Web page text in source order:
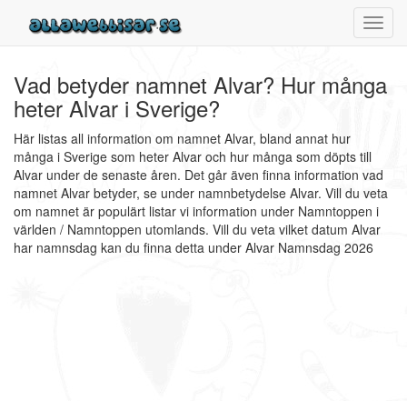
Vad betyder namnet Alvar? Hur många
heter Alvar i Sverige?
Här listas all information om namnet Alvar, bland annat hur
många i Sverige som heter Alvar och hur många som döpts till
Alvar under de senaste åren. Det går även finna information vad
namnet Alvar betyder, se under namnbetydelse Alvar. Vill du veta
om namnet är populärt listar vi information under Namntoppen i
världen / Namntoppen utomlands. Vill du veta vilket datum Alvar
har namnsdag kan du finna detta under Alvar Namnsdag 2026